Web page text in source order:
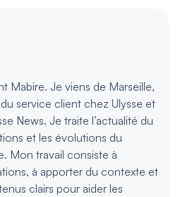
Mabire. Je viens de Marseille,
service client chez Ulysse et
News. Je traite l’actualité du
et les évolutions du
Mon travail consiste à
à apporter du contexte et
clairs pour aider les